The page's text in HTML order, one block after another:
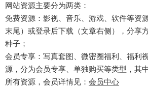
网站资源主要分为两类：
免费资源：影视、音乐、游戏、软件等资
末尾）或登录后下载（文章右侧），分享
种子；
会员专享：写真套图、微密圈福利、福利
源，分为会员专享、单独购买等类型，其
所有资源，会员详情见： 会员中心